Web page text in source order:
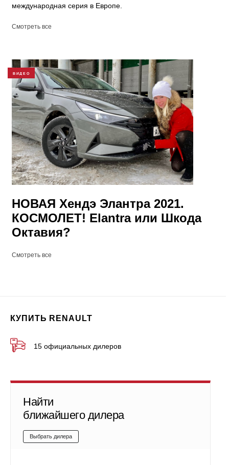
международная серия в Европе.
Смотреть все
ВИДЕО
НОВАЯ Хендэ Элантра 2021.
КОСМОЛЕТ! Elantra или Шкода
Октавия?
Смотреть все
КУПИТЬ RENAULT
15 официальных дилеров
Найти
ближайшего дилера
Выбрать дилера